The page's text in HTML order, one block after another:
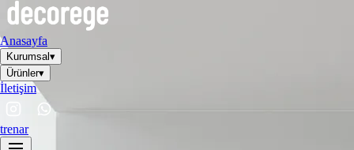
Anasayfa
Kurumsal▾
Ürünler▾
İletişim
trenar